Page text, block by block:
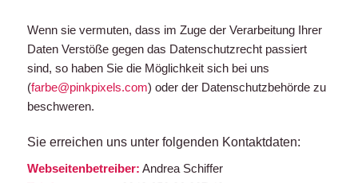
Wenn sie vermuten, dass im Zuge der Verarbeitung Ihrer
Daten Verstöße gegen das Datenschutzrecht passiert
sind, so haben Sie die Möglichkeit sich bei uns
(farbe@pinkpixels.com) oder der Datenschutzbehörde zu
beschweren.
Sie erreichen uns unter folgenden Kontaktdaten:
Webseitenbetreiber: Andrea Schiffer